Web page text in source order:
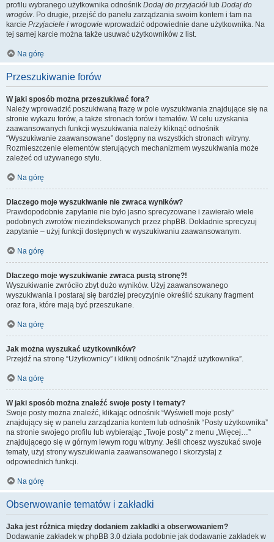
profilu wybranego użytkownika odnośnik Dodaj do przyjaciół lub Dodaj do
wrogów. Po drugie, przejść do panelu zarządzania swoim kontem i tam na
karcie Przyjaciele i wrogowie wprowadzić odpowiednie dane użytkownika. Na
tej samej karcie można także usuwać użytkowników z list.
Na górę
Przeszukiwanie forów
W jaki sposób można przeszukiwać fora?
Należy wprowadzić poszukiwaną frazę w pole wyszukiwania znajdujące się na
stronie wykazu forów, a także stronach forów i tematów. W celu uzyskania
zaawansowanych funkcji wyszukiwania należy kliknąć odnośnik
“Wyszukiwanie zaawansowane” dostępny na wszystkich stronach witryny.
Rozmieszczenie elementów sterujących mechanizmem wyszukiwania może
zależeć od używanego stylu.
Na górę
Dlaczego moje wyszukiwanie nie zwraca wyników?
Prawdopodobnie zapytanie nie było jasno sprecyzowane i zawierało wiele
podobnych zwrotów niezindeksowanych przez phpBB. Dokładnie sprecyzuj
zapytanie – użyj funkcji dostępnych w wyszukiwaniu zaawansowanym.
Na górę
Dlaczego moje wyszukiwanie zwraca pustą stronę?!
Wyszukiwanie zwróciło zbyt dużo wyników. Użyj zaawansowanego
wyszukiwania i postaraj się bardziej precyzyjnie określić szukany fragment
oraz fora, które mają być przeszukane.
Na górę
Jak można wyszukać użytkowników?
Przejdź na stronę “Użytkownicy” i kliknij odnośnik “Znajdź użytkownika”.
Na górę
W jaki sposób można znaleźć swoje posty i tematy?
Swoje posty można znaleźć, klikając odnośnik “Wyświetl moje posty”
znajdujący się w panelu zarządzania kontem lub odnośnik “Posty użytkownika”
na stronie swojego profilu lub wybierając „Twoje posty” z menu „Więcej…”
znajdującego się w górnym lewym rogu witryny. Jeśli chcesz wyszukać swoje
tematy, użyj strony wyszukiwania zaawansowanego i skorzystaj z
odpowiednich funkcji.
Na górę
Obserwowanie tematów i zakładki
Jaka jest różnica między dodaniem zakładki a obserwowaniem?
Dodawanie zakładek w phpBB 3.0 działa podobnie jak dodawanie zakładek w